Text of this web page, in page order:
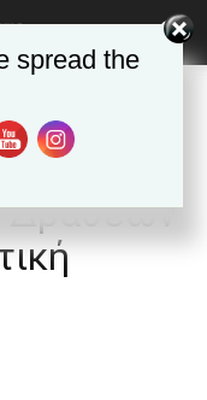
τύπου
άρθρα
Δράσεων
spread the